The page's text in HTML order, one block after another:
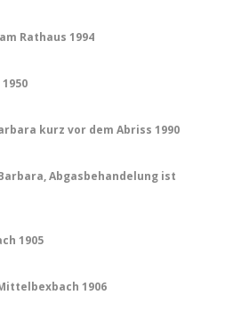
Rathaus 1994
kurz vor dem Abriss 1990
Abgasbehandelung ist
1905
1906